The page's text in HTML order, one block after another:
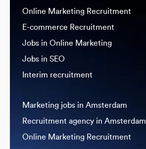
Online Marketing Recruitment
E-commerce Recruitment
Jobs in Online Marketing
Jobs in SEO
Interim recruitment
Marketing jobs in Amsterdam
Recruitment agency in Amsterdam
Online Marketing Recruitment